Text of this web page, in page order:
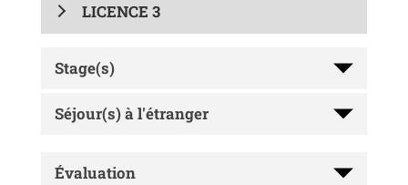
LICENCE 3
Stage(s)
Séjour(s) à l'étranger
Évaluation